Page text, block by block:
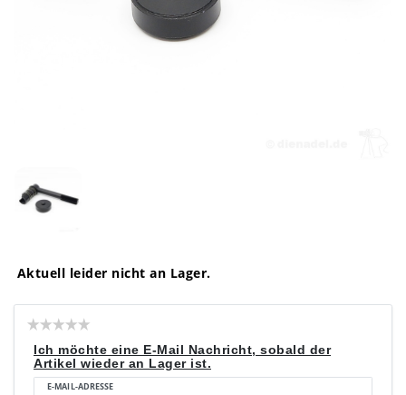
Aktuell leider nicht an Lager.
Ich möchte eine E-Mail Nachricht, sobald der
Artikel wieder an Lager ist.
E-MAIL-ADRESSE